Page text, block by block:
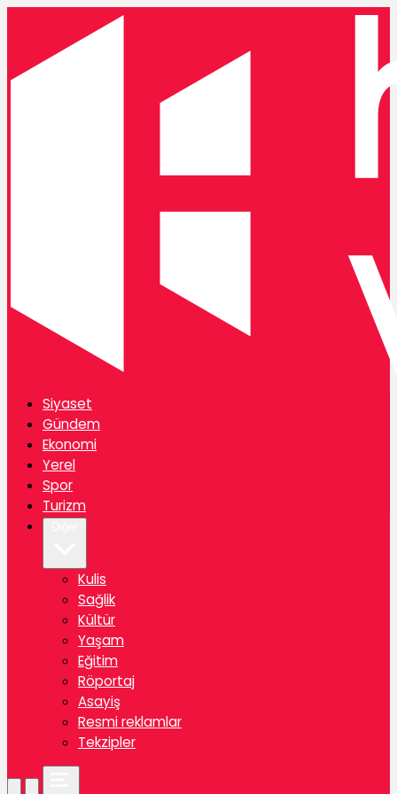
Siyaset
Gündem
Ekonomi
Yerel
Spor
Turizm
Kulis
Sağlik
Kültür
Yaşam
Eğitim
Röportaj
Asayiş
Resmi reklamlar
Tekzipler